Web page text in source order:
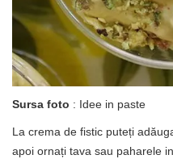
Sursa foto : Idee in paste
La crema de fistic puteți
apoi ornați tava sau paharele